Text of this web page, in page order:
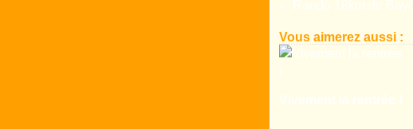
Vous aimerez aussi :
Vivement la rentrée !